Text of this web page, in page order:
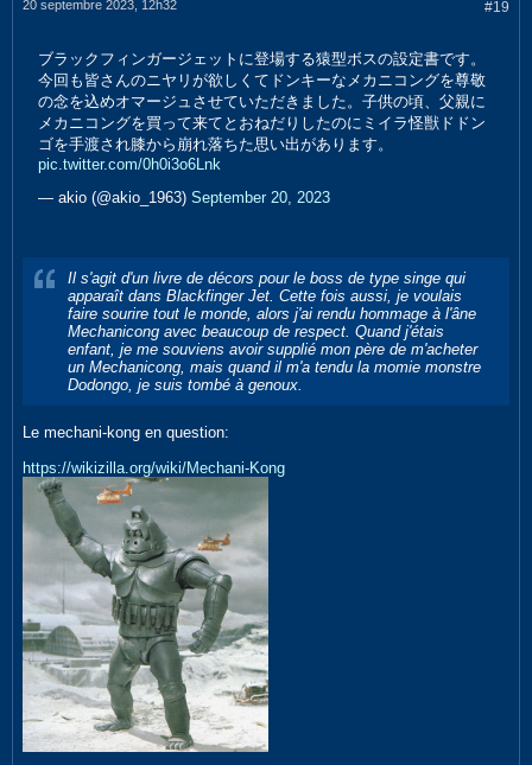
#19
20 septembre 2023, 12h32
ブラックフィンガージェットに登場する猿型ボスの設定書です。
今回も皆さんのニヤリが欲しくてドンキーなメカニコングを尊敬
の念を込めオマージュさせていただきました。子供の頃、父親に
メカニコングを買って来てとおねだりしたのにミイラ怪獣ドドン
ゴを手渡され膝から崩れ落ちた思い出があります。
pic.twitter.com/0h0i3o6Lnk
— akio (@akio_1963) September 20, 2023
Il s'agit d'un livre de décors pour le boss de type singe qui
apparaît dans Blackfinger Jet. Cette fois aussi, je voulais
faire sourire tout le monde, alors j'ai rendu hommage à l'âne
Mechanicong avec beaucoup de respect. Quand j'étais
enfant, je me souviens avoir supplié mon père de m'acheter
un Mechanicong, mais quand il m'a tendu la momie monstre
Dodongo, je suis tombé à genoux.
Le mechani-kong en question:
https://wikizilla.org/wiki/Mechani-Kong